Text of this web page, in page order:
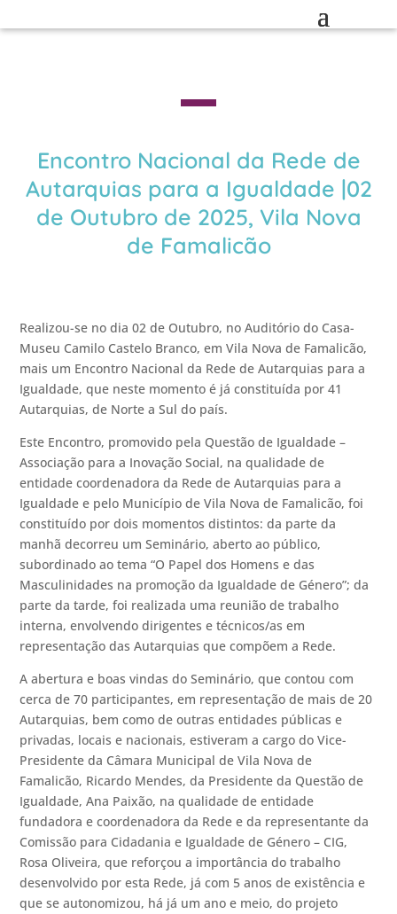
Encontro Nacional da Rede de
Autarquias para a Igualdade |02
de Outubro de 2025, Vila Nova
de Famalicão
Realizou-se no dia 02 de Outubro, no Auditório do Casa-
Museu Camilo Castelo Branco, em Vila Nova de Famalicão,
mais um Encontro Nacional da Rede de Autarquias para a
Igualdade, que neste momento é já constituída por 41
Autarquias, de Norte a Sul do país.
Este Encontro, promovido pela Questão de Igualdade –
Associação para a Inovação Social, na qualidade de
entidade coordenadora da Rede de Autarquias para a
Igualdade e pelo Município de Vila Nova de Famalicão, foi
constituído por dois momentos distintos: da parte da
manhã decorreu um Seminário, aberto ao público,
subordinado ao tema “O Papel dos Homens e das
Masculinidades na promoção da Igualdade de Género”; da
parte da tarde, foi realizada uma reunião de trabalho
interna, envolvendo dirigentes e técnicos/as em
representação das Autarquias que compõem a Rede.
A abertura e boas vindas do Seminário, que contou com
cerca de 70 participantes, em representação de mais de 20
Autarquias, bem como de outras entidades públicas e
privadas, locais e nacionais, estiveram a cargo do Vice-
Presidente da Câmara Municipal de Vila Nova de
Famalicão, Ricardo Mendes, da Presidente da Questão de
Igualdade, Ana Paixão, na qualidade de entidade
fundadora e coordenadora da Rede e da representante da
Comissão para Cidadania e Igualdade de Género – CIG,
Rosa Oliveira, que reforçou a importância do trabalho
desenvolvido por esta Rede, já com 5 anos de existência e
que se autonomizou, há já um ano e meio, do projeto